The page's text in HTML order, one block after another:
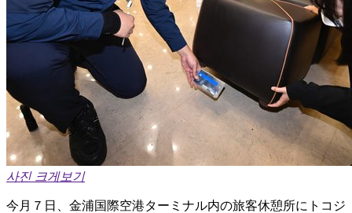
사진 크게보기
今月７日、金浦国際空港ターミナル内の旅客休憩所にトコジ